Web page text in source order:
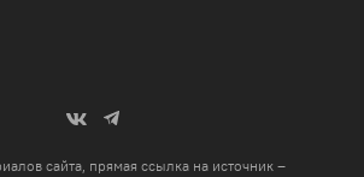
сайта, прямая ссылка на источник –